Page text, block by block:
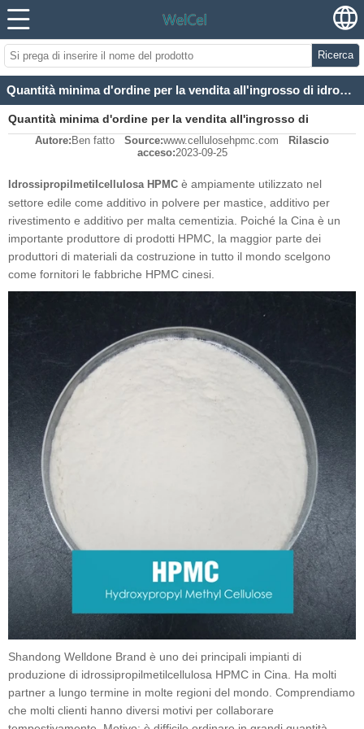
Ricerca
Quantità minima d'ordine per la vendita all'ingrosso di idrossipropilmetilcellulosa HPMC
Quantità minima d'ordine per la vendita all'ingrosso di
idrossipropilmetilcellulosa HPMC
Autore: Ben fatto Source:www.cellulosehpmc.com
Rilascio
acceso:2023-09-25
Idrossipropilmetilcellulosa HPMC è ampiamente utilizzato nel
settore edile come additivo in polvere per mastice, additivo per
rivestimento e additivo per malta cementizia. Poiché la Cina è un
importante produttore di prodotti HPMC, la maggior parte dei
produttori di materiali da costruzione in tutto il mondo scelgono
come fornitori le fabbriche HPMC cinesi.
Shandong Welldone Brand è uno dei principali impianti di
produzione di idrossipropilmetilcellulosa HPMC in Cina. Ha molti
partner a lungo termine in molte regioni del mondo. Comprendiamo
che molti clienti hanno diversi motivi per collaborare